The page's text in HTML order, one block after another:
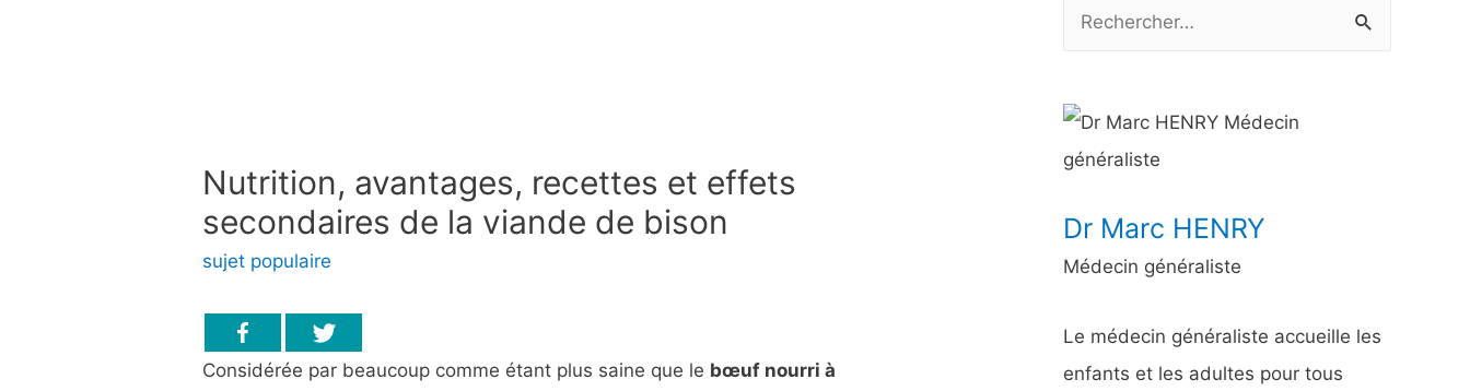
Nutrition, avantages, recettes et effets
secondaires de la viande de bison
sujet populaire
Considérée par beaucoup comme étant plus saine que le bœuf nourri à
h
e
c
h
r
Dr Marc HENRY
Médecin généraliste
Le médecin généraliste accueille les
enfants et les adultes pour tous